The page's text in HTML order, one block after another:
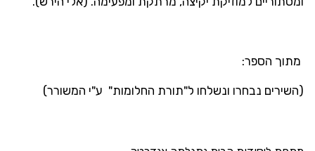
מתוך הספר:
(השירים נבחרו ונשלחו ל"תורת החלומות" ע"י המשורר)